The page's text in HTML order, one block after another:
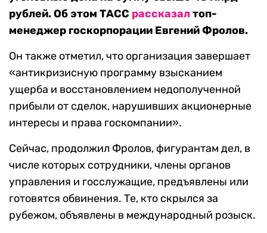
рублей. Об этом ТАСС рассказалтоп-
менеджер госкорпорации Евгений Фролов.
Он также отметил, что организация завершает
«антикризисную программу взысканием
ущерба и восстановлением недополученной
прибыли от сделок, нарушивших акционерные
интересы и права госкомпании».
Сейчас, продолжил Фролов, фигурантам дел, в
числе которых сотрудники, члены органов
управления и госслужащие, предъявлены или
готовятся обвинения. Те, кто скрылся за
рубежом, объявлены в международный розыск.